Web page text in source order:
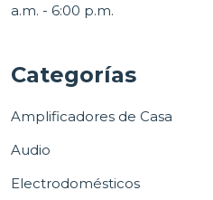
a.m. - 6:00 p.m.
Categorías
Amplificadores de Casa
Audio
Electrodomésticos